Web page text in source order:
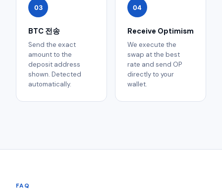
03
BTC 전송
Send the exact
amount to the
deposit address
shown. Detected
automatically.
04
Receive Optimism
We execute the
swap at the best
rate and send OP
directly to your
wallet.
FAQ